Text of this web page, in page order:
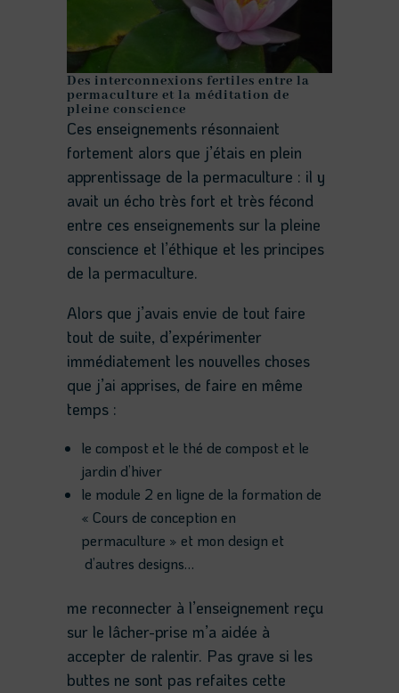
Des interconnexions fertiles entre la
permaculture et la méditation de
pleine conscience
Ces enseignements résonnaient
fortement alors que j’étais en plein
apprentissage de la permaculture : il y
avait un écho très fort et très fécond
entre ces enseignements sur la pleine
conscience et l’éthique et les principes
de la permaculture.
Alors que j’avais envie de tout faire
tout de suite, d’expérimenter
immédiatement les nouvelles choses
que j’ai apprises, de faire en même
temps :
le compost et le thé de compost et le
jardin d’hiver
le module 2 en ligne de la formation de
« Cours de conception en
permaculture » et mon design et
d’autres designs…
me reconnecter à l’enseignement reçu
sur le lâcher-prise m’a aidée à
accepter de ralentir. Pas grave si les
buttes ne sont pas refaites cette